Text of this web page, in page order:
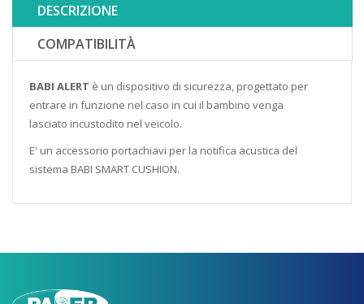
DESCRIZIONE
COMPATIBILITÀ
BABI ALERT è un dispositivo di sicurezza, progettato per
entrare in funzione nel caso in cui il bambino venga
lasciato incustodito nel veicolo.
E' un accessorio portachiavi per la notifica acustica del
sistema BABI SMART CUSHION.